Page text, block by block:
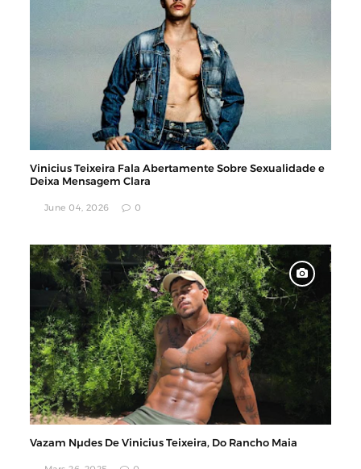
Vinicius Teixeira Fala Abertamente Sobre Sexualidade e
Deixa Mensagem Clara
June 04, 2026 0
Vazam Nµdes De Vinicius Teixeira, Do Rancho Maia